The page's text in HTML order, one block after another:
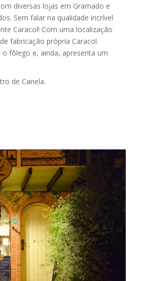
diversas lojas em Gramado e
Sem falar na qualidade incrível
Caracol! Com uma localização
fabricação própria Caracol.
fôlego e, ainda, apresenta um
de Canela.